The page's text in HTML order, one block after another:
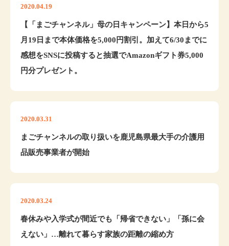
2020.04.19
【「まごチャンネル」母の日キャンペーン】本日から5
月19日まで本体価格を5,000円割引。加えて6/30までに
感想をSNSに投稿すると抽選でAmazonギフト券5,000
円分プレゼント。
2020.03.31
まごチャンネルの取り扱いを鹿児島県最大手の介護用
品販売事業者が開始
2020.03.24
春休みや入学式が間近でも「帰省できない」「孫に会
えない」…離れて暮らす家族の距離の縮め方